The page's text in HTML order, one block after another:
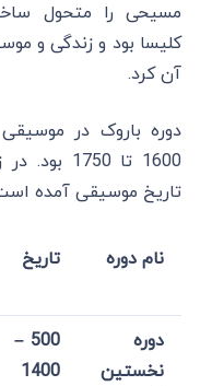
مسیحی را متحول
کلیسا بود و زندگی و
آن کرد.
دوره باروک در
1600 تا
تاریخ موسیقی آمده
نام دوره تاریخ
دوره
نخستین
500 –
1400